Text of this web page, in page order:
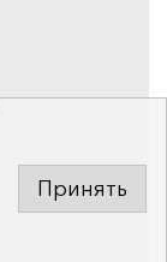
Принять